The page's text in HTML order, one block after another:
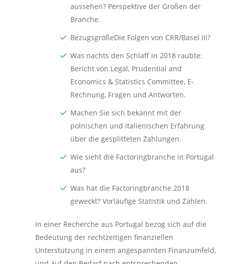
aussehen? Perspektive der Großen der
Branche.
BezugsgrößeDie Folgen von CRR/Basel III?
Was nachts den Schlaff in 2018 raubte:
Bericht von Legal, Prudential and
Economics & Statistics Committee, E-
Rechnung, Fragen und Antworten.
Machen Sie sich bekannt mit der
polnischen und italienischen Erfahrung
über die gesplitteten Zahlungen.
Wie sieht die Factoringbranche in Portugal
aus?
Was hat die Factoringbranche 2018
geweckt? Vorläufige Statistik und Zahlen.
In einer Recherche aus Portugal bezog sich auf die
Bedeutung der rechtzeitigen finanziellen
Unterstützung in einem angespannten Finanzumfeld,